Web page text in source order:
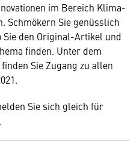
im Bereich Klima-
Schmökern Sie genüsslich
den Original-Artikel und
finden. Unter dem
Sie Zugang zu allen
Sie sich gleich für